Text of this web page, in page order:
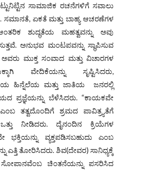
ಸಾಮಾಜಿಕ ರಚನೆಗಳಿಗೆ ಸವಾಲು
ಸಮಾನತೆ, ಏಕತೆ ಮತ್ತು ಬಾಹ್ಯ ಆಚರಣೆಗಳ
ಶುದ್ಧತೆಯ ಮಹತ್ವವನ್ನು ಅವು
ಅನುಭವ ಮಂಟಪವನ್ನು ಸ್ಥಾಪಿಸುವ
ಮುಕ್ತ ಸಂವಾದ ಮತ್ತು ವಿಚಾರಗಳ
ವೇದಿಕೆಯನ್ನು ಸೃಷ್ಟಿಸಿದರು,
ಹಿನ್ನೆಲೆಯ ಮತ್ತು ಜಾತಿಯ ಜನರಲ್ಲಿ
ಪ್ರಜ್ಞೆಯನ್ನು ಬೆಳೆಸಿದರು. “ಕಾಯಕವೇ
ಎಂಬ ತತ್ವದೊಂದಿಗೆ ಶ್ರಮದ ಪಾವಿತ್ರ್ಯತೆಗೆ
ನೀಡಿದರು. ದೈನಂದಿನ ಕ್ರಿಯೆಗಳ
ಭಕ್ತಿಯನ್ನು ವ್ಯಕ್ತಪಡಿಸಬಹುದು ಎಂಬ
ಎತ್ತಿ ತೋರಿಸಿದರು. ಶಿವ(ದೇವರ) ಸಾನಿಧ್ಯಕ್ಕೆ
ಸೋಪಾನವೆಂಬ ಚಿಂತನೆಯನ್ನು ಪಸರಿಸಿದ